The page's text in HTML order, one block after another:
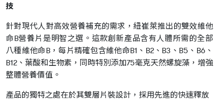
技
針對現代人對高效營養補充的需求，紐崔萊推出的雙效維他
命B營養片是明智之選。這款創新產品含有人體所需的全部
八種維他命B，每片精確包含維他命B1、B2、B3、B5、B6、
B12、葉酸和生物素，同時特別添加75毫克天然螺旋藻，增強
整體營養價值。
產品的獨特之處在於其雙層片裝設計，採用先進的快速釋放